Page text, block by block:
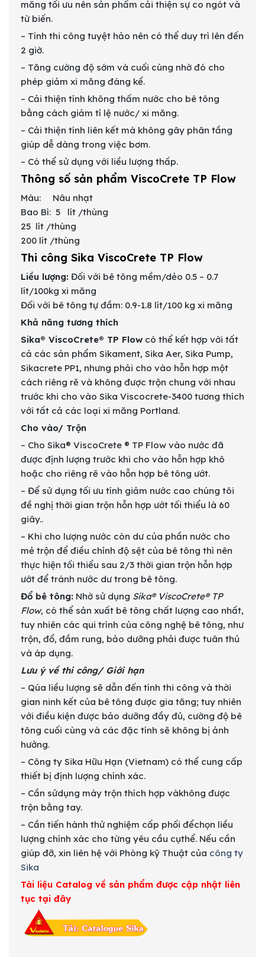
măng tối ưu nên sản phẩm cải thiện sự co ngót và
từ biến.
– Tính thi công tuyệt hảo nên có thể duy trì lên đến
2 giờ.
– Tăng cường độ sớm và cuối cùng nhờ đó cho
phép giảm xi măng đáng kể.
– Cải thiện tính không thấm nước cho bê tông
bằng cách giảm tỉ lệ nước/ xi măng.
– Cải thiện tính liên kết mà không gây phân tầng
giúp dễ dàng trong việc bơm.
– Có thể sử dụng với liều lượng thấp.
Thông số sản phẩm ViscoCrete TP Flow
Màu: Nâu nhạt
Bao Bì: 5 lít /thùng
25 lít /thùng
200 lít /thùng
Thi công Sika ViscoCrete TP Flow
Liều lượng: Đối với bê tông mềm/dẻo 0.5 – 0.7
lít/100kg xi măng
Đối với bê tông tự đầm: 0.9-1.8 lít/100 kg xi măng
Khả năng tương thích
Sika® ViscoCrete® TP Flow có thể kết hợp với tất
cả các sản phẩm Sikament, Sika Aer, Sika Pump,
Sikacrete PP1, nhưng phải cho vào hỗn hợp một
cách riêng rẽ và không được trộn chung với nhau
trước khi cho vào Sika Viscocrete-3400 tương thích
với tất cả các loại xi măng Portland.
Cho vào/ Trộn
– Cho Sika® ViscoCrete ® TP Flow vào nước đã
được định lượng trước khi cho vào hỗn hợp khô
hoặc cho riêng rẽ vào hỗn hợp bê tông ướt.
– Để sử dụng tối ưu tính giảm nước cao chúng tôi
đề nghị thời gian trộn hỗn hợp ướt tối thiểu là 60
giây..
– Khi cho lượng nước còn dư của phần nước cho
mẻ trộn để điều chỉnh độ sệt của bê tông thì nên
thực hiện tối thiểu sau 2/3 thời gian trộn hỗn hợp
ướt để tránh nước dư trong bê tông.
Đổ bê tông: Nhờ sử dụng Sika® ViscoCrete® TP
Flow, có thể sản xuất bê tông chất lượng cao nhất,
tuy nhiên các qui trình của công nghệ bê tông, như
trộn, đổ, đầm rung, bảo dưỡng phải được tuân thủ
và áp dụng.
Lưu ý về thi công/ Giới hạn
– Qúa liều lượng sẽ dẫn đến tính thi công và thời
gian ninh kết của bê tông được gia tăng; tuy nhiên
với điều kiện được bảo dưỡng đầy đủ, cường độ bê
tông cuối cùng và các đặc tính sẽ không bị ảnh
hưởng.
– Công ty Sika Hữu Hạn (Vietnam) có thể cung cấp
thiết bị định lượng chính xác.
– Cần sửdụng máy trộn thích hợp vàkhông được
trộn bằng tay.
– Cần tiến hành thử nghiệm cấp phối đểchọn liều
lượng chính xác cho từng yêu cầu cụthể. Nếu cần
giúp đỡ, xin liên hệ với Phòng kỹ Thuật của công ty
Sika
Tài liệu Catalog về sản phẩm được cập nhật liên
tục tại đây